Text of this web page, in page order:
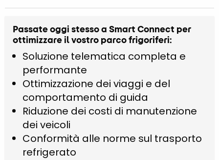
Passate oggi stesso a Smart Connect per
ottimizzare il vostro parco frigoriferi:
Soluzione telematica completa e
performante
Ottimizzazione dei viaggi e del
comportamento di guida
Riduzione dei costi di manutenzione
dei veicoli
Conformità alle norme sul trasporto
refrigerato